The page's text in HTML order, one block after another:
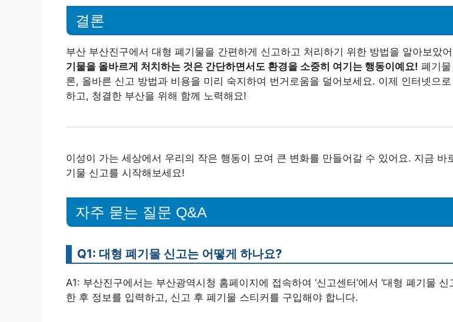
결론
부산 부산진구에서 대형 폐기물을 간편하게 신고하고 처리하기 위한 방법을 알아보았
기물을 올바르게 처치하는 것은 간단하면서도 환경을 소중히 여기는 행동이예요! 폐기
론, 올바른 신고 방법과 비용을 미리 숙지하여 번거로움을 덜어보세요. 이제 인터넷으
하고, 청결한 부산을 위해 함께 노력해요!
이성이 가는 세상에서 우리의 작은 행동이 모여 큰 변화를 만들어갈 수 있어요. 지금 바
기물 신고를 시작해보세요!
자주 묻는 질문 Q&A
Q1: 대형 폐기물 신고는 어떻게 하나요?
A1: 부산진구에서는 부산광역시청 홈페이지에 접속하여 ‘신고센터’에서 ‘대형 폐기물 신
한 후 정보를 입력하고, 신고 후 폐기물 스티커를 구입해야 합니다.